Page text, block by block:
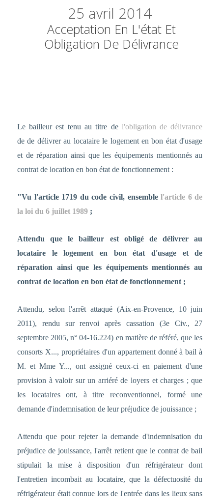
25 avril 2014
Acceptation En L'état Et
Obligation De Délivrance
Le bailleur est tenu au titre de l'obligation de délivrance
de de délivrer au locataire le logement en bon état d'usage
et de réparation ainsi que les équipements mentionnés au
contrat de location en bon état de fonctionnement :
"Vu l'article 1719 du code civil, ensemblel'article 6 de
la loi du 6 juillet 1989;
Attendu que le bailleur est obligé de délivrer au
locataire le logement en bon état d'usage et de
réparation ainsi que les équipements mentionnés au
contrat de location en bon état de fonctionnement ;
Attendu, selon l'arrêt attaqué (Aix-en-Provence, 10 juin
2011), rendu sur renvoi après cassation (3e Civ., 27
septembre 2005, n° 04-16.224) en matière de référé, que les
consorts X..., propriétaires d'un appartement donné à bail à
M. et Mme Y..., ont assigné ceux-ci en paiement d'une
provision à valoir sur un arriéré de loyers et charges ; que
les locataires ont, à titre reconventionnel, formé une
demande d'indemnisation de leur préjudice de jouissance ;
Attendu que pour rejeter la demande d'indemnisation du
préjudice de jouissance, l'arrêt retient que le contrat de bail
stipulait la mise à disposition d'un réfrigérateur dont
l'entretien incombait au locataire, que la défectuosité du
réfrigérateur était connue lors de l'entrée dans les lieux sans